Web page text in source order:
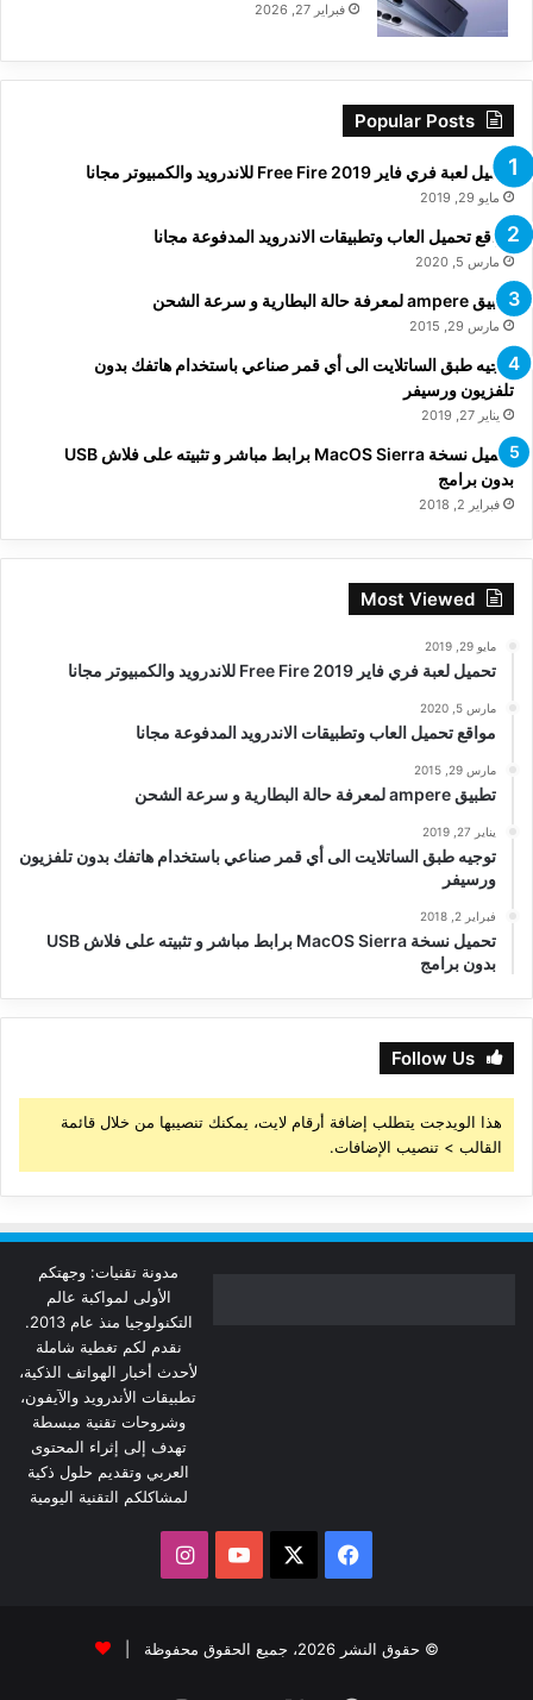
فبراير 27, 2026
Popular Posts
تحميل لعبة فري فاير Free Fire 2019 للاندرويد والكمبيوتر مجانا
مايو 29, 2019
مواقع تحميل العاب وتطبيقات الاندرويد المدفوعة مجانا
مارس 5, 2020
تطبيق ampere لمعرفة حالة البطارية و سرعة الشحن
مارس 29, 2015
توجيه طبق الساتلايت الى أي قمر صناعي باستخدام هاتفك بدون
تلفزيون ورسيفر
يناير 27, 2019
تحميل نسخة MacOS Sierra برابط مباشر و تثبيته على فلاش USB
بدون برامج
فبراير 2, 2018
Most Viewed
مايو 29, 2019
تحميل لعبة فري فاير Free Fire 2019 للاندرويد والكمبيوتر مجانا
مارس 5, 2020
مواقع تحميل العاب وتطبيقات الاندرويد المدفوعة مجانا
مارس 29, 2015
تطبيق ampere لمعرفة حالة البطارية و سرعة الشحن
يناير 27, 2019
توجيه طبق الساتلايت الى أي قمر صناعي باستخدام هاتفك بدون تلفزيون
ورسيفر
فبراير 2, 2018
تحميل نسخة MacOS Sierra برابط مباشر و تثبيته على فلاش USB
بدون برامج
Follow Us
هذا الويدجت يتطلب إضافة أرقام لايت، يمكنك تنصيبها من خلال قائمة
القالب > تنصيب الإضافات.
مدونة تقنيات: وجهتكم
الأولى لمواكبة عالم
التكنولوجيا منذ عام 2013.
نقدم لكم تغطية شاملة
لأحدث أخبار الهواتف الذكية،
تطبيقات الأندرويد والآيفون،
وشروحات تقنية مبسطة
تهدف إلى إثراء المحتوى
العربي وتقديم حلول ذكية
لمشاكلكم التقنية اليومية
فيسبوك ‫YouTubeانستقرام
© حقوق النشر 2026، جميع الحقوق محفوظة |